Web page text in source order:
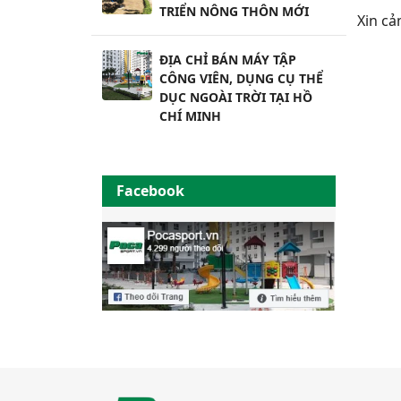
TRIỂN NÔNG THÔN MỚI
ĐỊA CHỈ BÁN MÁY TẬP
CÔNG VIÊN, DỤNG CỤ THỂ
DỤC NGOÀI TRỜI TẠI HỒ
CHÍ MINH
Facebook
Xin